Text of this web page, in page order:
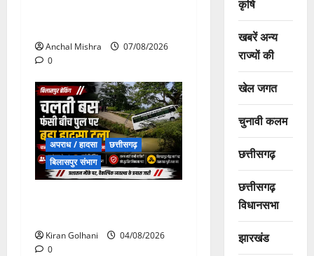
Anchal Mishra
07/08/2026
0
अपराध / हादसा
छत्तीसगढ़
बिलासपुर संभाग
Kiran Golhani
04/08/2026
0
कृषि
खबरें अन्य
राज्यों की
खेल जगत
चुनावी कलम
छत्तीसगढ़
छत्तीसगढ़
विधानसभा
झारखंड